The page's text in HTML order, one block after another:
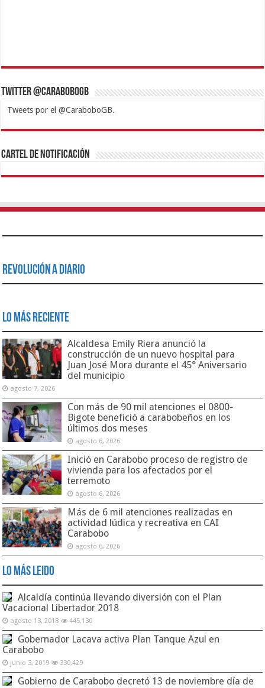
Twitter @CaraboboGB
Tweets por el @CaraboboGB.
1xbetBetturkeyBetistKralbetSupertotobetTipobetMatadorbetMariobet
https://mvbcasino.com/
Cartel de Notificación
Revolución a Diario
Lo Más Reciente
Alcaldesa Emily Riera anunció la
construcción de un nuevo hospital para
Juan José Mora durante el 45° Aniversario
del municipio
agosto 7, 2026
Con más de 90 mil atenciones el 0800-
Bigote benefició a carabobeños en los
últimos dos meses
agosto 6, 2026
Inició en Carabobo proceso de registro de
vivienda para los afectados por el
terremoto
agosto 6, 2026
Más de 6 mil atenciones realizadas en
actividad lúdica y recreativa en CAI
Carabobo
agosto 6, 2026
Lo Más Leido
Alcaldía continúa llevando diversión con el Plan
Vacacional Libertador 2018
agosto 13, 2018 445,130
Gobernador Lacava activa Plan Tanque Azul en
Carabobo
junio 3, 2019 330,429
Gobierno de Carabobo decretó 13 de noviembre día de